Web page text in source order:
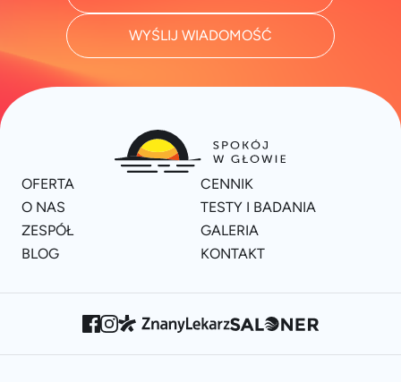
WYŚLIJ WIADOMOŚĆ
OFERTA
CENNIK
O NAS
TESTY I BADANIA
ZESPÓŁ
GALERIA
BLOG
KONTAKT